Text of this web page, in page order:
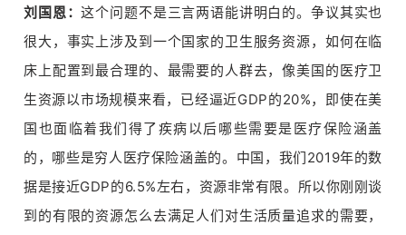
刘国恩：这个问题不是三言两语能讲明白的。争议其实也
很大，事实上涉及到一个国家的卫生服务资源，如何在临
床上配置到最合理的、最需要的人群去，像美国的医疗卫
生资源以市场规模来看，已经逼近GDP的20%，即使在美
国也面临着我们得了疾病以后哪些需要是医疗保险涵盖
的，哪些是穷人医疗保险涵盖的。中国，我们2019年的数
据是接近GDP的6.5%左右，资源非常有限。所以你刚刚谈
到的有限的资源怎么去满足人们对生活质量追求的需要，